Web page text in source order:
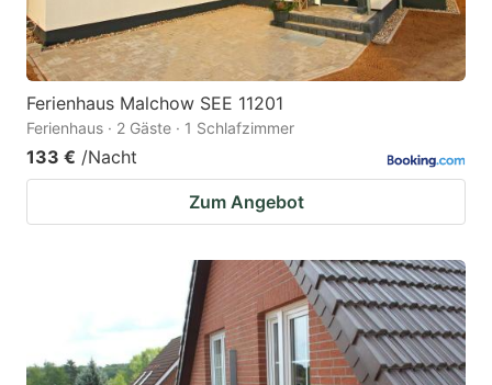
Ferienhaus Malchow SEE 11201
Ferienhaus · 2 Gäste · 1 Schlafzimmer
133 € /Nacht
Zum Angebot